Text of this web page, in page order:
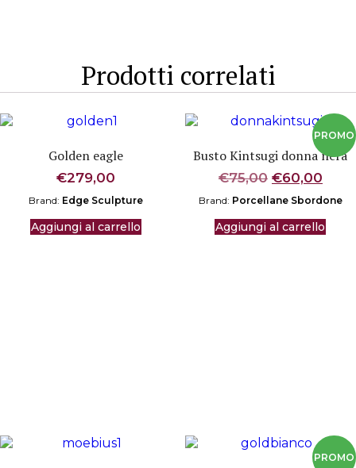
Prodotti correlati
Golden eagle
€279,00
Brand: Edge Sculpture
Aggiungi al carrello
Busto Kintsugi donna nera
€75,00 Il
prezzo
originale
era:
€60,00Il
è:
Brand: Porcellane Sbordone
Aggiungi al carrello